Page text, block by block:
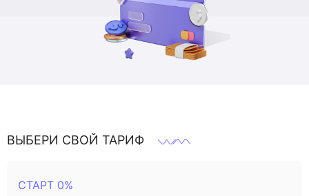
ВЫБЕРИ СВОЙ ТАРИФ
СТАРТ 0%